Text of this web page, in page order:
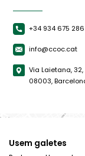
+34 934 675 286
info@ccoc.cat
Via Laietana, 32,
08003,
Usem galetes